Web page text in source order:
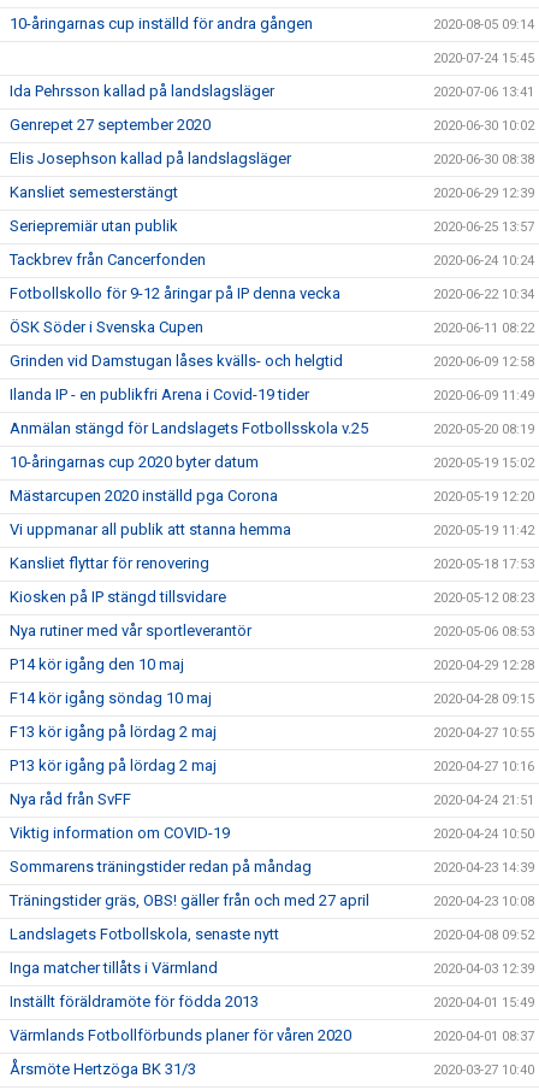
10-åringarnas cup inställd för andra gången 2020-08-05 09:14
2020-07-24 15:45
Ida Pehrsson kallad på landslagsläger 2020-07-06 13:41
Genrepet 27 september 2020 2020-06-30 10:02
Elis Josephson kallad på landslagsläger 2020-06-30 08:38
Kansliet semesterstängt 2020-06-29 12:39
Seriepremiär utan publik 2020-06-25 13:57
Tackbrev från Cancerfonden 2020-06-24 10:24
Fotbollskollo för 9-12 åringar på IP denna vecka 2020-06-22 10:34
ÖSK Söder i Svenska Cupen 2020-06-11 08:22
Grinden vid Damstugan låses kvälls- och helgtid 2020-06-09 12:58
Ilanda IP - en publikfri Arena i Covid-19 tider 2020-06-09 11:49
Anmälan stängd för Landslagets Fotbollsskola v.25 2020-05-20 08:19
10-åringarnas cup 2020 byter datum 2020-05-19 15:02
Mästarcupen 2020 inställd pga Corona 2020-05-19 12:20
Vi uppmanar all publik att stanna hemma 2020-05-19 11:42
Kansliet flyttar för renovering 2020-05-18 17:53
Kiosken på IP stängd tillsvidare 2020-05-12 08:23
Nya rutiner med vår sportleverantör 2020-05-06 08:53
P14 kör igång den 10 maj 2020-04-29 12:28
F14 kör igång söndag 10 maj 2020-04-28 09:15
F13 kör igång på lördag 2 maj 2020-04-27 10:55
P13 kör igång på lördag 2 maj 2020-04-27 10:16
Nya råd från SvFF 2020-04-24 21:51
Viktig information om COVID-19 2020-04-24 10:50
Sommarens träningstider redan på måndag 2020-04-23 14:39
Träningstider gräs, OBS! gäller från och med 27 april 2020-04-23 10:08
Landslagets Fotbollskola, senaste nytt 2020-04-08 09:52
Inga matcher tillåts i Värmland 2020-04-03 12:39
Inställt föräldramöte för födda 2013 2020-04-01 15:49
Värmlands Fotbollförbunds planer för våren 2020 2020-04-01 08:37
Årsmöte Hertzöga BK 31/3 2020-03-27 10:40